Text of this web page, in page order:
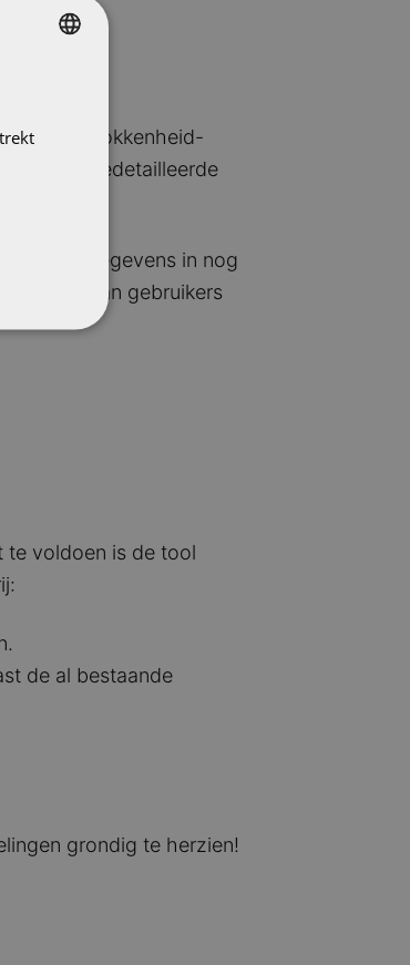
het betrokkenheid-
aantal gedetailleerde
je je gegevens in nog
value van gebruikers
te voldoen is de tool
de al bestaande
grondig te herzien!